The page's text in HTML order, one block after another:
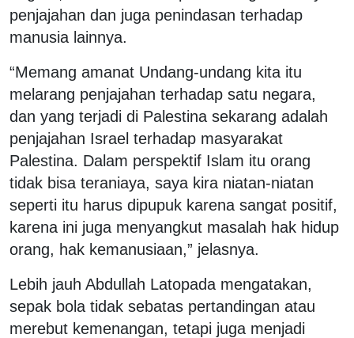
penjajahan dan juga penindasan terhadap
manusia lainnya.
“Memang amanat Undang-undang kita itu
melarang penjajahan terhadap satu negara,
dan yang terjadi di Palestina sekarang adalah
penjajahan Israel terhadap masyarakat
Palestina. Dalam perspektif Islam itu orang
tidak bisa teraniaya, saya kira niatan-niatan
seperti itu harus dipupuk karena sangat positif,
karena ini juga menyangkut masalah hak hidup
orang, hak kemanusiaan,” jelasnya.
Lebih jauh Abdullah Latopada mengatakan,
sepak bola tidak sebatas pertandingan atau
merebut kemenangan, tetapi juga menjadi